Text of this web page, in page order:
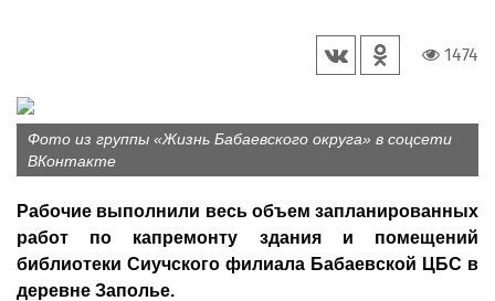
1474
Фото из группы «Жизнь Бабаевского округа» в соцсети
ВКонтакте
Рабочие выполнили весь объем запланированных
работ по капремонту здания и помещений
библиотеки Сиучского филиала Бабаевской ЦБС в
деревне Заполье.